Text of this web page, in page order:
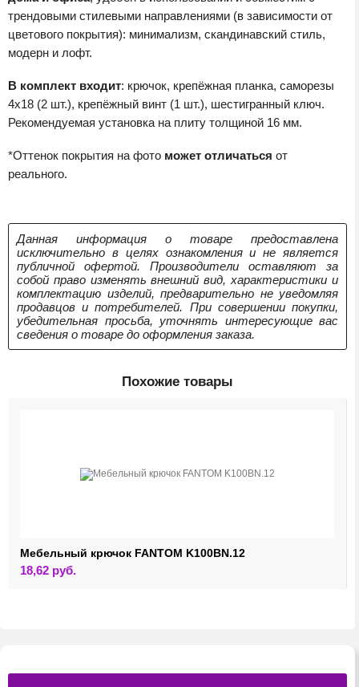
трендовыми стилевыми направлениями (в зависимости от
цветового покрытия): минимализм, скандинавский стиль,
модерн и лофт.
В комплект входит: крючок, крепёжная планка, саморезы
4х18 (2 шт.), крепёжный винт (1 шт.), шестигранный ключ.
Рекомендуемая установка на плиту толщиной 16 мм.
*Оттенок покрытия на фото может отличаться от
реального.
Данная информация о товаре предоставлена
исключительно в целях ознакомления и не является
публичной офертой. Производители оставляют за
собой право изменять внешний вид, характеристики и
комплектацию изделий, предварительно не уведомляя
продавцов и потребителей. При совершении покупки,
убедительная просьба, уточнять интересующие вас
сведения о товаре до оформления заказа.
Похожие товары
Мебельный крючок FANTOM K100BN.12
18,62 руб.